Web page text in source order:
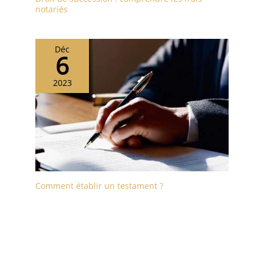
notariés
Déc
6
2023
Comment établir un testament ?